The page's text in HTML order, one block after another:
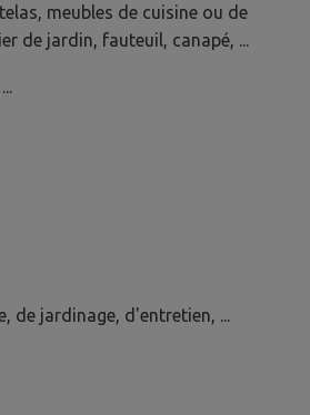
meubles de cuisine ou de
de jardin, fauteuil, canapé, ...
de jardinage, d'entretien, ...